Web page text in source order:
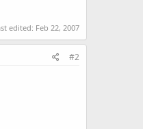
edited: Feb 22, 2007
#2